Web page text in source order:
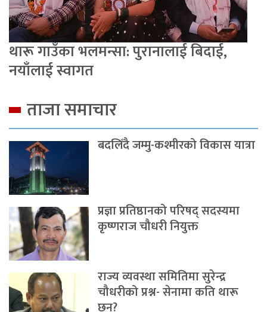
थारू गाउँका भलमन्सा: पुरानालाई बिदाई,
नयाँलाई स्वागत
ताजा समाचार
बदलिँदै जम्मु-कश्मीरको विकास यात्रा
प्रज्ञा प्रतिष्ठानको परिषद् सदस्यमा
कृष्णराज चौधरी नियुक्त
राज्य व्यवस्था समितिमा सुरेन्द्र
चौधरीको प्रश्न- सेनामा कति थारू
छन्?